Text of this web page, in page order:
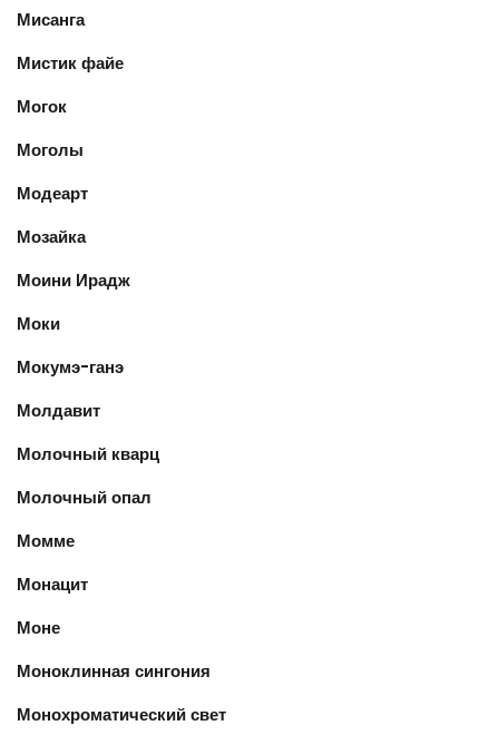
Мисанга
Мистик файе
Могок
Моголы
Модеарт
Мозайка
Моини Ирадж
Моки
Мокумэ-ганэ
Молдавит
Молочный кварц
Молочный опал
Момме
Монацит
Моне
Моноклинная сингония
Монохроматический свет